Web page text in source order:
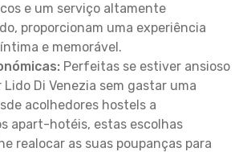
e um serviço altamente
proporcionam uma experiência
e memorável.
Perfeitas se estiver ansioso
Lido Di Venezia sem gastar uma
acolhedores hostels a
apart-hotéis, estas escolhas
realocar as suas poupanças para